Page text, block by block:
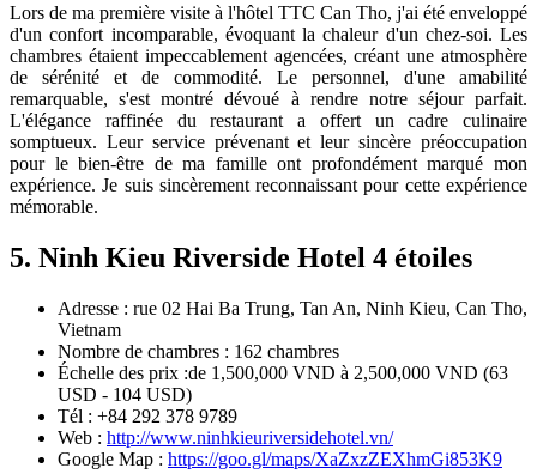
Lors de ma première visite à l'hôtel TTC Can Tho, j'ai été enveloppé
d'un confort incomparable, évoquant la chaleur d'un chez-soi. Les
chambres étaient impeccablement agencées, créant une atmosphère
de sérénité et de commodité. Le personnel, d'une amabilité
remarquable, s'est montré dévoué à rendre notre séjour parfait.
L'élégance raffinée du restaurant a offert un cadre culinaire
somptueux. Leur service prévenant et leur sincère préoccupation
pour le bien-être de ma famille ont profondément marqué mon
expérience. Je suis sincèrement reconnaissant pour cette expérience
mémorable.
5. Ninh Kieu Riverside Hotel 4 étoiles
Adresse : rue 02 Hai Ba Trung, Tan An, Ninh Kieu, Can Tho,
Vietnam
Nombre de chambres : 162 chambres
Échelle des prix :de 1,500,000 VND à 2,500,000 VND (63
USD - 104 USD)
Tél : +84 292 378 9789
Web : http://www.ninhkieuriversidehotel.vn/
Google Map : https://goo.gl/maps/XaZxzZEXhmGi853K9